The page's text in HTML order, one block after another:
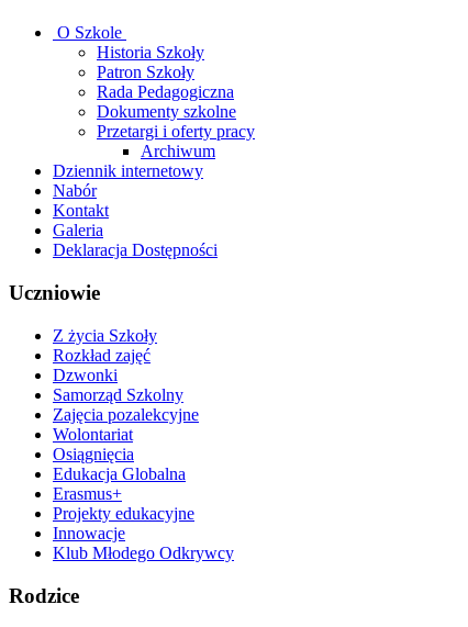
O Szkole
Historia Szkoły
Patron Szkoły
Rada Pedagogiczna
Dokumenty szkolne
Przetargi i oferty pracy
Archiwum
Dziennik internetowy
Nabór
Kontakt
Galeria
Deklaracja Dostępności
Uczniowie
Z życia Szkoły
Rozkład zajęć
Dzwonki
Samorząd Szkolny
Zajęcia pozalekcyjne
Wolontariat
Osiągnięcia
Edukacja Globalna
Erasmus+
Projekty edukacyjne
Innowacje
Klub Młodego Odkrywcy
Rodzice